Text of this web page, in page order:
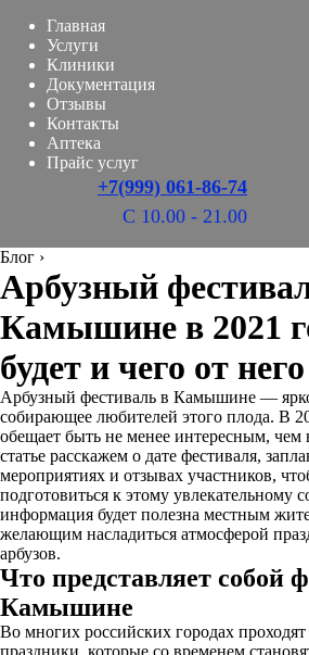
Главная
Услуги
Клиники
Документация
Отзывы
Контакты
Аптека
Прайс услуг
+7(999) 061-86-74
С 10.00 - 21.00
Блог ›
Арбузный
Камышине в 2021
будет и чего от
Арбузный фестиваль в Камышине —
собирающее любителей этого плода. В
обещает быть не менее интересным,
статье расскажем о дате фестиваля,
мероприятиях и отзывах участников,
подготовиться к этому увлекательному
информация будет полезна местным
желающим насладиться атмосферой
арбузов.
Что представляет собой
Камышине
Во многих российских городах
праздники, которые со временем